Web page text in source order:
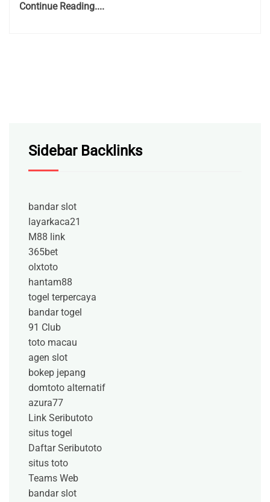
Continue Reading....
Sidebar Backlinks
bandar slot
layarkaca21
M88 link
365bet
olxtoto
hantam88
togel terpercaya
bandar togel
91 Club
toto macau
agen slot
bokep jepang
domtoto alternatif
azura77
Link Seributoto
situs togel
Daftar Seributoto
situs toto
Teams Web
bandar slot